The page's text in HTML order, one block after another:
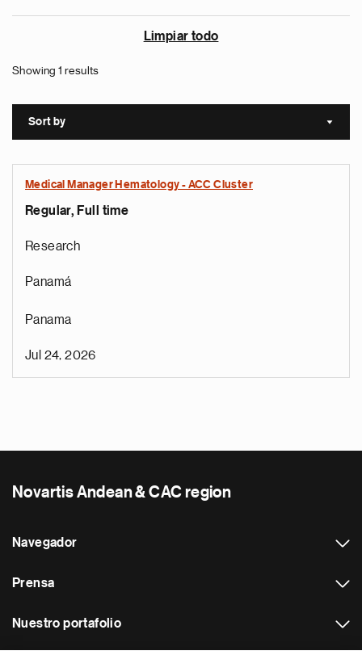
Limpiar todo
Showing 1 results
Sort by Sort
Medical Manager Hematology - ACC Cluster
Regular, Full time
Research
Panamá
Panama
Jul 24, 2026
Novartis Andean & CAC region
Navegador
Prensa
Nuestro portafolio